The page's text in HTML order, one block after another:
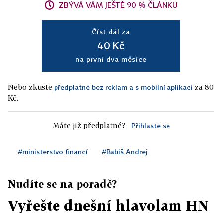
ZBÝVÁ VÁM JEŠTĚ 90 % ČLÁNKU
Číst dál za
40 Kč
na první dva měsíce
Nebo zkuste předplatné bez reklam a s mobilní aplikací za 80
Kč.
Máte již předplatné? Přihlaste se
#ministerstvo financí #Babiš Andrej
Nudíte se na poradě?
Vyřešte dnešní hlavolam HN